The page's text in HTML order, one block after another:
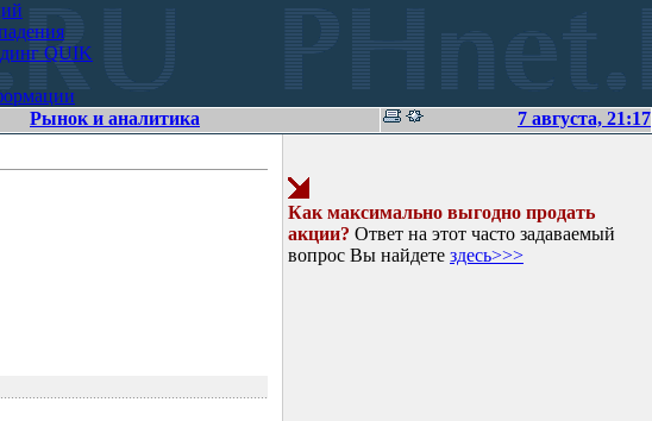
QUIK
Рынок и аналитика 7 августа, 21:17
Как максимально выгодно продать
акции? Ответ на этот часто задаваемый
вопрос Вы найдете здесь>>>